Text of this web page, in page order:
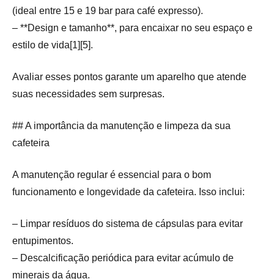
(ideal entre 15 e 19 bar para café expresso).
– **Design e tamanho**, para encaixar no seu espaço e
estilo de vida[1][5].
Avaliar esses pontos garante um aparelho que atende
suas necessidades sem surpresas.
## A importância da manutenção e limpeza da sua
cafeteira
A manutenção regular é essencial para o bom
funcionamento e longevidade da cafeteira. Isso inclui:
– Limpar resíduos do sistema de cápsulas para evitar
entupimentos.
– Descalcificação periódica para evitar acúmulo de
minerais da água.